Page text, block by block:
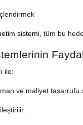
sistemi , tüm bu
ile:
ve maliyet tasarrufu